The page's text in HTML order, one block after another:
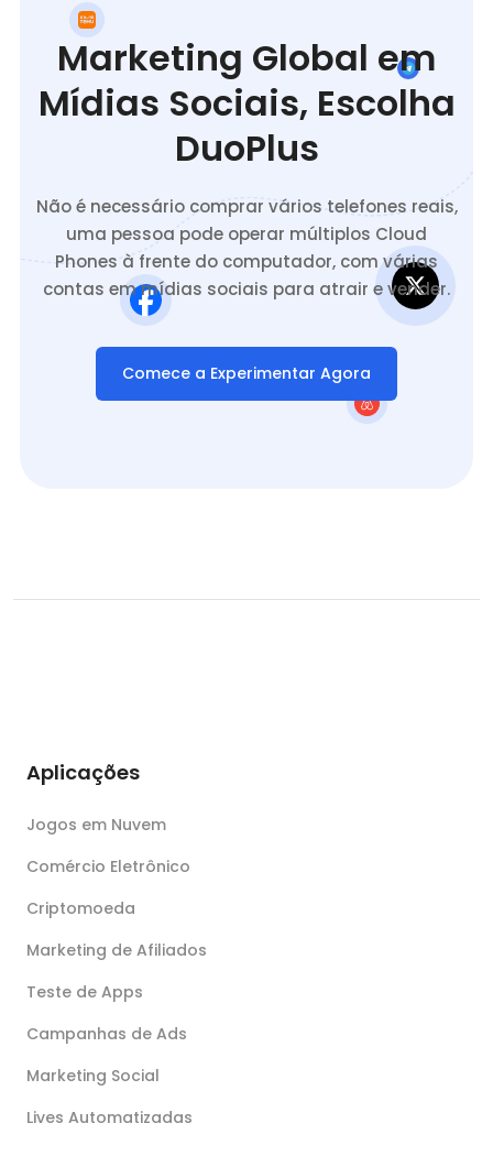
Marketing Global em
Mídias Sociais, Escolha
DuoPlus
Não é necessário comprar vários telefones reais,
uma pessoa pode operar múltiplos Cloud
Phones à frente do computador, com várias
contas em mídias sociais para atrair e vender.
Comece a Experimentar Agora
Aplicações
Jogos em Nuvem
Comércio Eletrônico
Criptomoeda
Marketing de Afiliados
Teste de Apps
Campanhas de Ads
Marketing Social
Lives Automatizadas